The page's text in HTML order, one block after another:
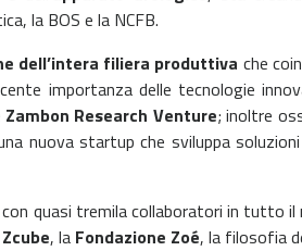
la BOS e la NCFB.
dell’intera filiera produttiva che
importanza delle tecnologie
Zambon Research Venture; inoltre
nuova startup che sviluppa
con quasi tremila collaboratori in tutto il
, la Fondazione Zoé, la filosofia